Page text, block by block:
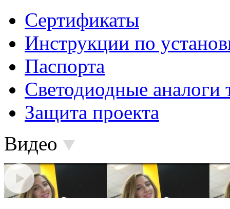
Сертификаты
Инструкции по
Паспорта
Светодиодные аналоги
Защита проекта
Видео